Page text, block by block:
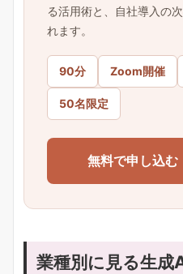
る活用術と、自社導入の
れます。
90分 Zoom開催
50名限定
無料で申し込む
業種別に見る生成